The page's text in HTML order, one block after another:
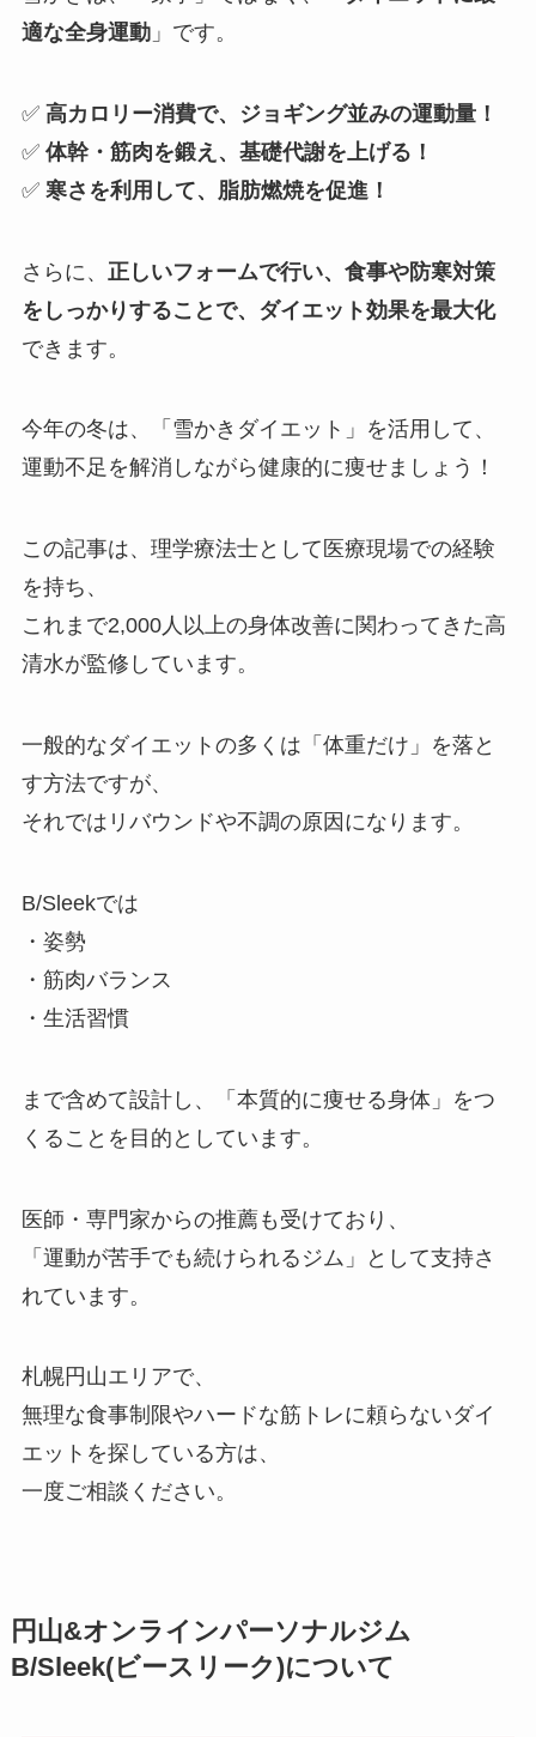
適な全身運動」です。
✅ 高カロリー消費で、ジョギング並みの運動量！
✅ 体幹・筋肉を鍛え、基礎代謝を上げる！
✅ 寒さを利用して、脂肪燃焼を促進！
さらに、 正しいフォームで行い、食事や防寒対策
をしっかりすることで、ダイエット効果を最大化
できます。
今年の冬は、「雪かきダイエット」を活用して、
運動不足を解消しながら健康的に痩せましょう！
この記事は、理学療法士として医療現場での経験
を持ち、
これまで2,000人以上の身体改善に関わってきた高
清水が監修しています。
一般的なダイエットの多くは「体重だけ」を落と
す方法ですが、
それではリバウンドや不調の原因になります。
B/Sleekでは
・姿勢
・筋肉バランス
・生活習慣
まで含めて設計し、「本質的に痩せる身体」をつ
くることを目的としています。
医師・専門家からの推薦も受けており、
「運動が苦手でも続けられるジム」として支持さ
れています。
札幌円山エリアで、
無理な食事制限やハードな筋トレに頼らないダイ
エットを探している方は、
一度ご相談ください。
円山&オンラインパーソナルジム
B/Sleek(ビースリーク)について